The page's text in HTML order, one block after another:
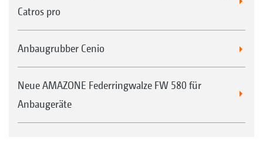
Catros pro
Anbaugrubber Cenio
Neue AMAZONE Federringwalze FW 580 für
Anbaugeräte